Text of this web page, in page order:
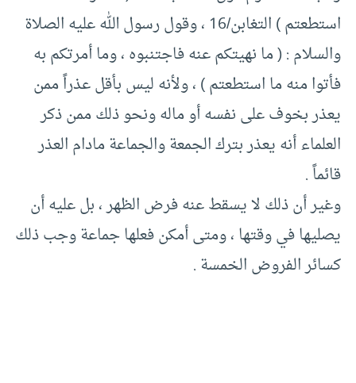
استطعتم ) التغابن/16 ، وقول رسول الله عليه الصلاة
والسلام : ( ما نهيتكم عنه فاجتنبوه ، وما أمرتكم به
فأتوا منه ما استطعتم ) ، ولأنه ليس بأقل عذراً ممن
يعذر بخوف على نفسه أو ماله ونحو ذلك ممن ذكر
العلماء أنه يعذر بترك الجمعة والجماعة مادام العذر
قائماً .
وغير أن ذلك لا يسقط عنه فرض الظهر ، بل عليه أن
يصليها في وقتها ، ومتى أمكن فعلها جماعة وجب ذلك
كسائر الفروض الخمسة .